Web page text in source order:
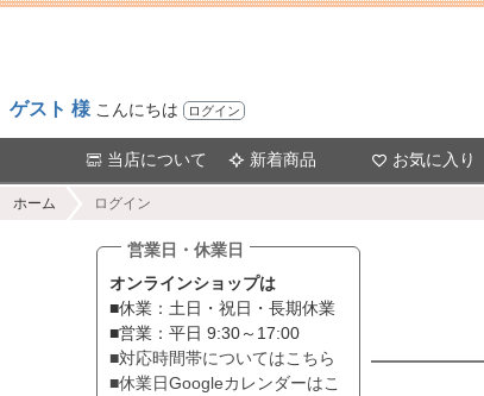
ゲスト 様 こんにちは ログイン
当店について 新着商品 お気に入り
ホーム ログイン
営業日・休業日
オンラインショップは
■休業：土日・祝日・長期休業
■営業：平日 9:30～17:00
■対応時間帯についてはこちら
■休業日Googleカレンダーはこ